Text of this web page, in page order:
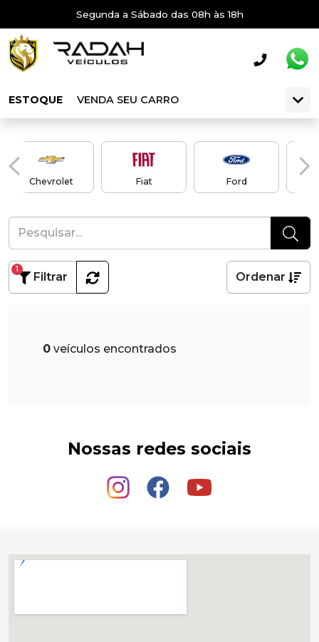
Segunda a Sábado das 08h às 18h
ESTOQUE VENDA SEU CARRO
Chevrolet Fiat Ford
Filtrar
1
Ordenar
0 veículos encontrados
Nossas redes sociais